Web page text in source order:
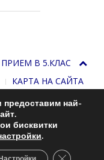
ПРИЕМ В 5.КЛАС
КАРТА НА САЙТА
. 2013-2026
предоставим най-
бисквитки
.
Close